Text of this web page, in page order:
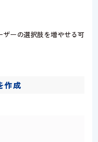
ーの選択肢を増やせる可
作成